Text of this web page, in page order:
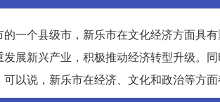
一个县级市，新乐市在文化经济方面具
展新兴产业，积极推动经济转型升级。
以说，新乐市在经济、文化和政治等方面